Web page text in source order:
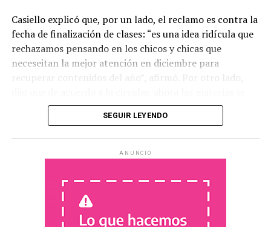
Casiello explicó que, por un lado, el reclamo es contra la
fecha de finalización de clases: “es una idea ridícula que
rechazamos pensando en los chicos y chicas que
neceseitan la mejor atención en diciembre para
recuperar contenidos del año”, afirmó. Por otro lado,
aprueban por “paquetes”, es decir que se juntan cuatro
materias relativamente afines y se realiza un trabajo
integrador para aprobarlas. En ese sentido dijo que “la
escuela secundaria tiene un montón de dificultades y
estamos rechazando” y agregó “es muy poco serio y
creemos que no es asi como se logra la continuidad de
los chicos y chicas en las escuelas”
SEGUIR LEYENDO
ANUNCIO